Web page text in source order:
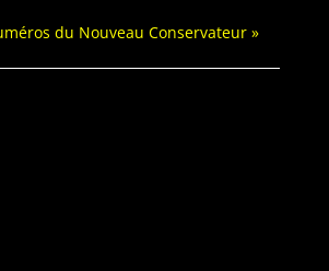
du Nou­veau Conservateur »